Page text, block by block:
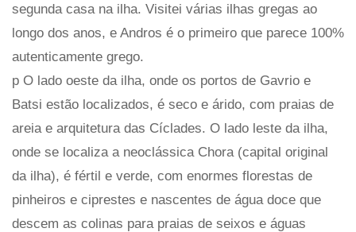
segunda casa na ilha. Visitei várias ilhas gregas ao
longo dos anos, e Andros é o primeiro que parece 100%
autenticamente grego.
p O lado oeste da ilha, onde os portos de Gavrio e
Batsi estão localizados, é seco e árido, com praias de
areia e arquitetura das Cíclades. O lado leste da ilha,
onde se localiza a neoclássica Chora (capital original
da ilha), é fértil e verde, com enormes florestas de
pinheiros e ciprestes e nascentes de água doce que
descem as colinas para praias de seixos e águas